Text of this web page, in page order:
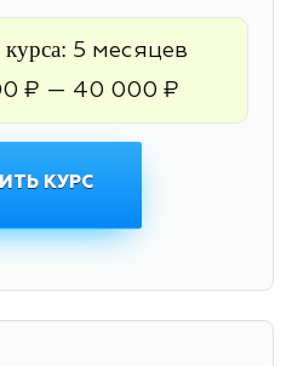
5 месяцев
₽ — 40 000 ₽
КУРС